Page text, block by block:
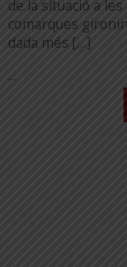
de la situació a les
comarques
dada més […]
...